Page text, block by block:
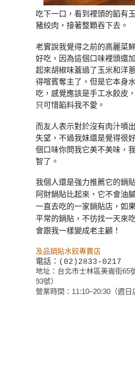
吃下一口，看到裡頭的餡有
豬絞肉，接著整顆吞下去。
老實說我覺得之前的高麗菜
好吃，因為這個口味裡頭還
起來胡椒味蓋過了玉米和洋
得喧賓奪主了， 但是它本身
吃，感覺應該是手工水餃皮
只可惜餡料我不愛。
而友人表示對於沒有肉汁噴
失望，不過我妹還是覺得很
個口味你問我它美不美味，
智了。
我個人還是強力推薦它的鍋
阿財鍋貼比起來，它不會油
一直去吃的一家鍋貼店，如
平常的鍋貼，不彷找一天來
會跟我一樣變成老主顧！
及品鍋貼水餃專賣店
電話： (02)2833-0217
地址：台北市士林區美崙街65
93號）
營業時間：11:10–20:30（週日